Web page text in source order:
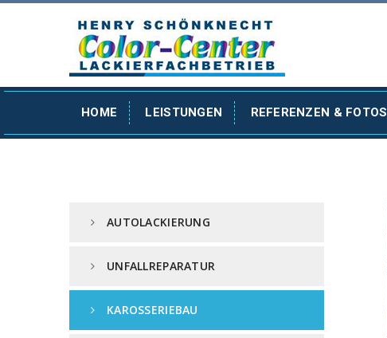
HOME LEISTUNGEN REFERENZEN & FOTOS
AUTOLACKIERUNG
UNFALLREPARATUR
KAROSSERIEBAU